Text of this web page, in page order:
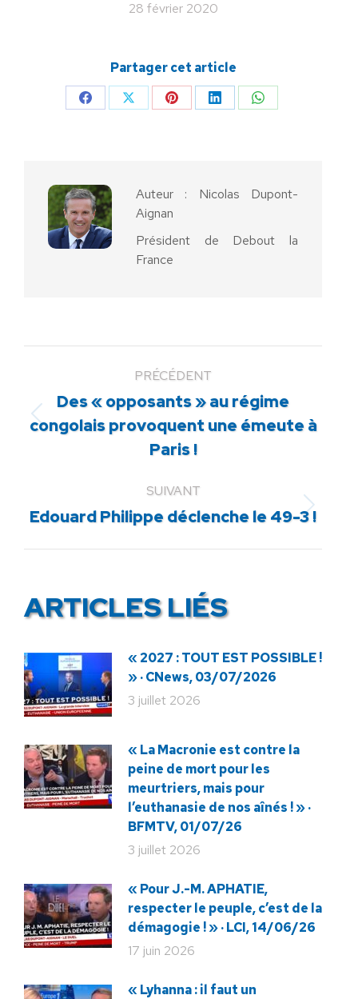
28 février 2020
Partager cet article
PartagerPartagerPartagerPartagerPartager
Auteur : Nicolas Dupont-
Aignan
Président de Debout la
France
PRÉCÉDENT
Article
précédent
:
Des « opposants » au régime
congolais provoquent une émeute à
Paris !
SUIVANT
Article
:
Edouard Philippe déclenche le 49-3 !
ARTICLES LIÉS
« 2027 : TOUT EST POSSIBLE !
» · CNews, 03/07/2026
3 juillet 2026
« La Macronie est contre la
peine de mort pour les
meurtriers, mais pour
l’euthanasie de nos aînés ! » ·
BFMTV, 01/07/26
3 juillet 2026
« Pour J.-M. APHATIE,
respecter le peuple, c’est de la
démagogie ! » · LCI, 14/06/26
17 juin 2026
« Lyhanna : il faut un